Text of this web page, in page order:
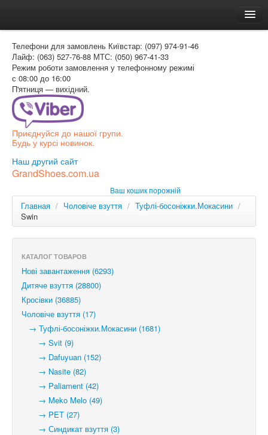
Доставка и оплата
Как заказать
Контакти
Таблиця розмірів
Вхід для покупця
РОС
Телефони для замовлень Київстар: (097) 974-91-46
Лайф: (063) 527-76-88 МТС: (050) 967-41-33
Режим роботи замовлення у телефонному режимі
с 08:00 до 16:00
П'ятниця — вихідний.
Приєднуйся до нашої групи.
Будь у курсі новинок.
Наш другий сайт
GrandShoes.com.ua
Ваш кошик порожній
Главная / Чоловіче взуття / Туфлі-босоніжки.Мокасини /
Swin
КАТАЛОГ ТОВАРОВ
Нові завантаження (6293)
Дитяче взуття (28800)
Кросівки (36885)
Чоловіче взуття (17)
→ Туфлі-босоніжки.Мокасини (1681)
→ Svit (9)
→ Dafuyuan (152)
→ Nasite (82)
→ Paliament (42)
→ Meko Melo (49)
→ PET (27)
→ Синдикат взуття (3)